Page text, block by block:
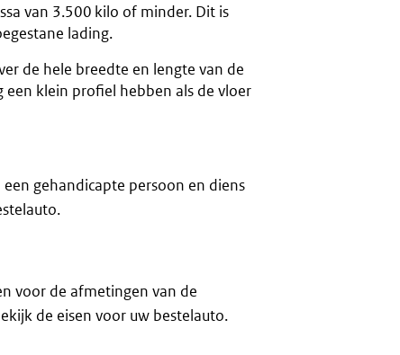
van 3.500 kilo of minder. Dit is
lading.
de hele breedte en lengte van de
klein profiel hebben als de vloer
gehandicapte persoon en diens
voor de afmetingen van de
de eisen voor uw bestelauto.